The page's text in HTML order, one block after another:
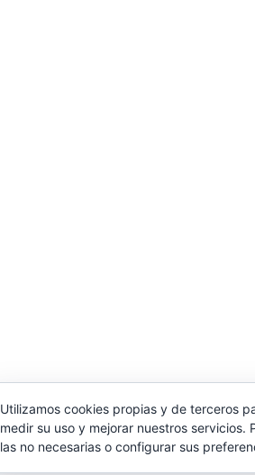
© 2026
Utilizamos cookies propias y de terceros
medir su uso y mejorar nuestros
las no necesarias o configurar sus